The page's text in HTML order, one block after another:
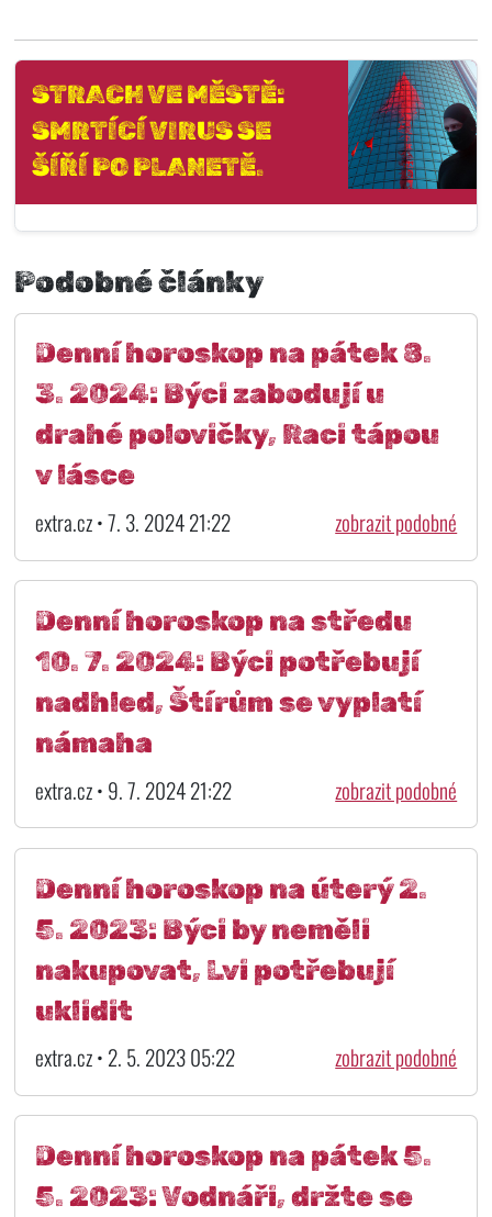
STRACH VE MĚSTĚ:
SMRTÍCÍ VIRUS SE
ŠÍŘÍ PO PLANETĚ.
Podobné články
Denní horoskop na pátek 8.
3. 2024: Býci zabodují u
drahé polovičky, Raci tápou
v lásce
extra.cz • 7. 3. 2024 21:22 zobrazit podobné
Denní horoskop na středu
10. 7. 2024: Býci potřebují
nadhled, Štírům se vyplatí
námaha
extra.cz • 9. 7. 2024 21:22 zobrazit podobné
Denní horoskop na úterý 2.
5. 2023: Býci by neměli
nakupovat, Lvi potřebují
uklidit
extra.cz • 2. 5. 2023 05:22 zobrazit podobné
Denní horoskop na pátek 5.
5. 2023: Vodnáři, držte se